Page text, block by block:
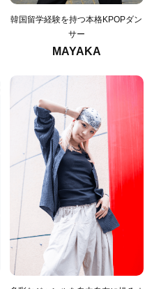
韓国留学経験を持つ本格KPOPダン
サー
MAYAKA